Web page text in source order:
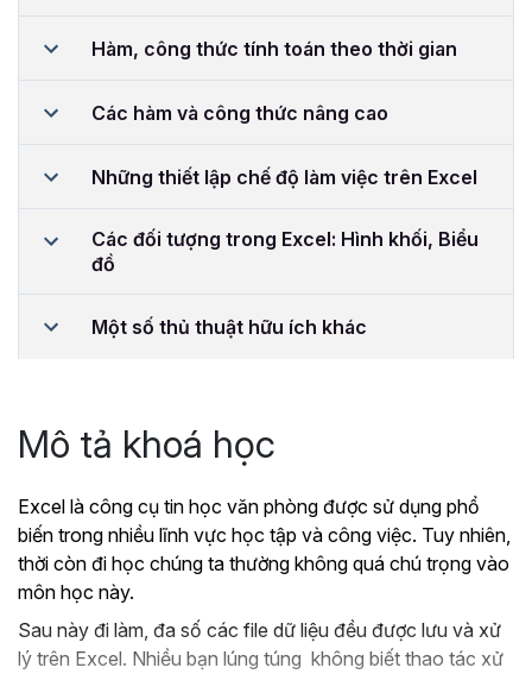
Hàm, công thức tính toán theo thời gian
Các hàm và công thức nâng cao
Những thiết lập chế độ làm việc trên Excel
Các đối tượng trong Excel: Hình khối, Biểu
đồ
Một số thủ thuật hữu ích khác
Mô tả khoá học
Excel là công cụ tin học văn phòng được sử dụng phổ
biến trong nhiều lĩnh vực học tập và công việc. Tuy nhiên,
thời còn đi học chúng ta thường không quá chú trọng vào
môn học này.
Sau này đi làm, đa số các file dữ liệu đều được lưu và xử
lý trên Excel. Nhiều bạn lúng túng không biết thao tác xử